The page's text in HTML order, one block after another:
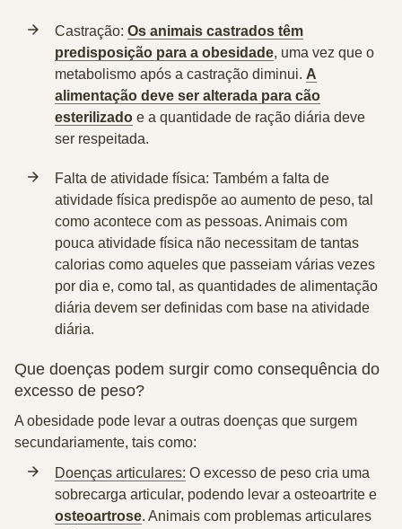
Castração: Os animais castrados têm
predisposição para a obesidade, uma vez que o
metabolismo após a castração diminui. A
alimentação deve ser alterada para cão
esterilizado e a quantidade de ração diária deve
ser respeitada.
Falta de atividade física: Também a falta de
atividade física predispõe ao aumento de peso, tal
como acontece com as pessoas. Animais com
pouca atividade física não necessitam de tantas
calorias como aqueles que passeiam várias vezes
por dia e, como tal, as quantidades de alimentação
diária devem ser definidas com base na atividade
diária.
Que doenças podem surgir como consequência do
excesso de peso?
A obesidade pode levar a outras doenças que surgem
secundariamente, tais como:
Doenças articulares: O excesso de peso cria uma
sobrecarga articular, podendo levar a osteoartrite e
osteoartrose. Animais com problemas articulares